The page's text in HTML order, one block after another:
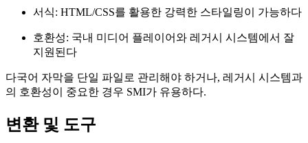
서식: HTML/CSS를 활용한 강력한 스타일링이 가능하다
호환성: 국내 미디어 플레이어와 레거시 시스템에서 잘
지원된다
다국어 자막을 단일 파일로 관리해야 하거나, 레거시 시스템과
의 호환성이 중요한 경우 SMI가 유용하다.
변환 및 도구